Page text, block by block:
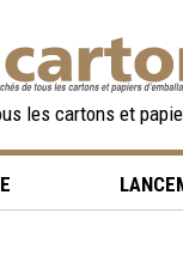
les cartons et